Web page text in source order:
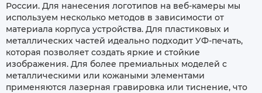
России. Для нанесения логотипов на веб-камеры мы
используем несколько методов в зависимости от
материала корпуса устройства. Для пластиковых и
металлических частей идеально подходит УФ-печать,
которая позволяет создать яркие и стойкие
изображения. Для более премиальных моделей с
металлическими или кожаными элементами
применяются лазерная гравировка или тиснение, что